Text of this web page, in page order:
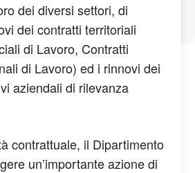
dei diversi settori, di
dei contratti territoriali
di Lavoro, Contratti
di Lavoro) ed i rinnovi dei
aziendali di rilevanza
contrattuale, il Dipartimento
un’importante azione di